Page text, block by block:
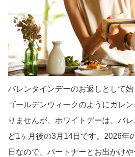
バレンタインデーのお返しとして始
ゴールデンウィークのようにカレ
りませんが、ホワイトデーは、バ
ど1ヶ月後の3月14日です。2026年
日なので、パートナーとお出かけ